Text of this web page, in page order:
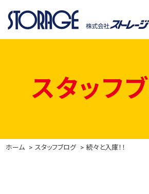
スタッフ
ホーム スタッフブログ 続々と入庫！！